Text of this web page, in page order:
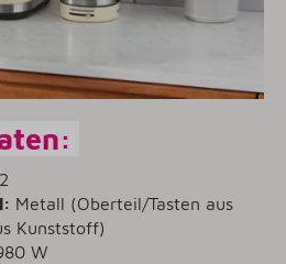
2
Metall (Oberteil/Tasten aus
Kunststoff)
W